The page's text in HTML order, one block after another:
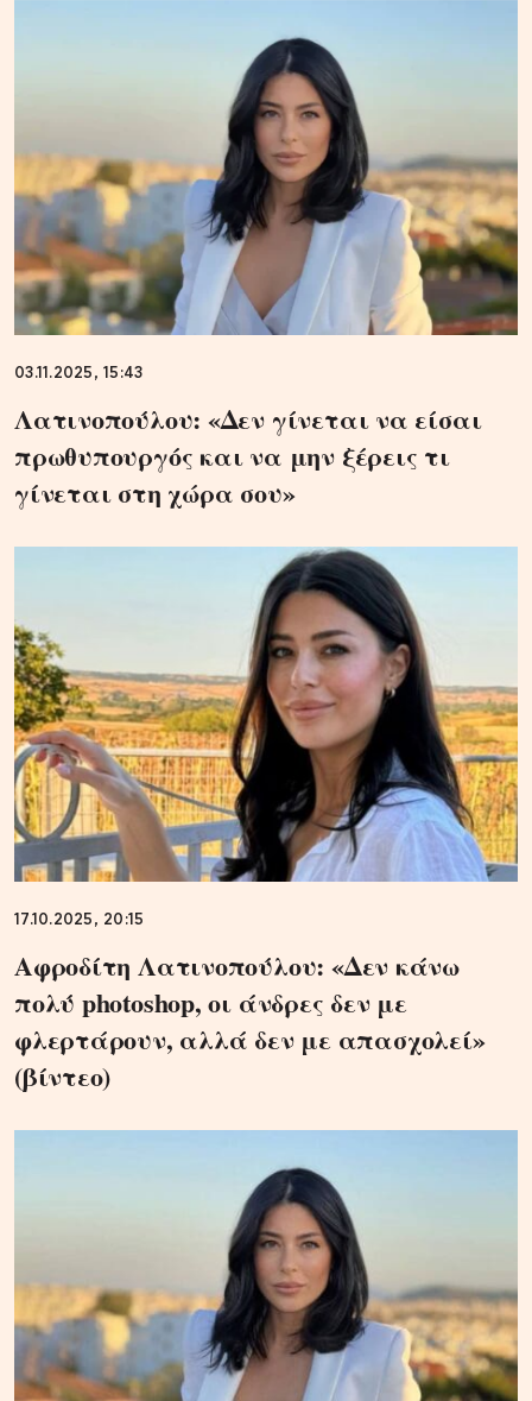
03.11.2025, 15:43
Λατινοπούλου: «Δεν γίνεται να είσαι
πρωθυπουργός και να μην ξέρεις τι
γίνεται στη χώρα σου»
17.10.2025, 20:15
Αφροδίτη Λατινοπούλου: «Δεν κάνω
πολύ photoshop, οι άνδρες δεν με
φλερτάρουν, αλλά δεν με απασχολεί»
(βίντεο)